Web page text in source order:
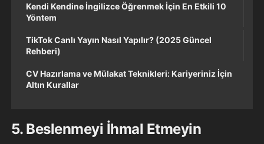
Kendi Kendine İngilizce Öğrenmek İçin En Etkili 10
Yöntem
TikTok Canlı Yayın Nasıl Yapılır? (2025 Güncel
Rehberi)
CV Hazırlama ve Mülakat Teknikleri: Kariyeriniz İçin
Altın Kurallar
5. Beslenmeyi İhmal Etmeyin